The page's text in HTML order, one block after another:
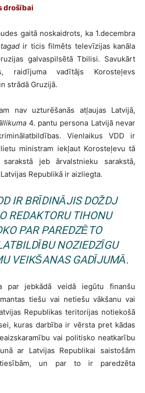
drošībai
gaitā noskaidrots, ka 1.decembra
ir ticis filmēts televīzijas kanāla
galvaspilsētā Tbilisi. Savukārt
raidījuma vadītājs Korosteļevs
strādā Gruzijā.
nav uzturēšanās atļaujas Latvijā,
4. pantu persona Latvijā nevar
Vienlaikus VDD ir
ministram iekļaut Korosteļevu tā
jeb ārvalstnieku sarakstā,
Republikā ir aizliegta.
IR BRĪDINĀJIS DOŽDJ
REDAKTORU TIHONU
PAR PAREDZĒTO
NOZIEDZĪGU
VEIKŠANAS GADĪJUMĀ.
par jebkādā veidā iegūtu finanšu
tiešu vai netiešu vākšanu vai
Republikas teritorijas notiekošā
kuras darbība ir vērsta pret kādas
vai politisko neatkarību
ar Latvijas Republikai saistošām
tiesībām, un par to ir paredzēta